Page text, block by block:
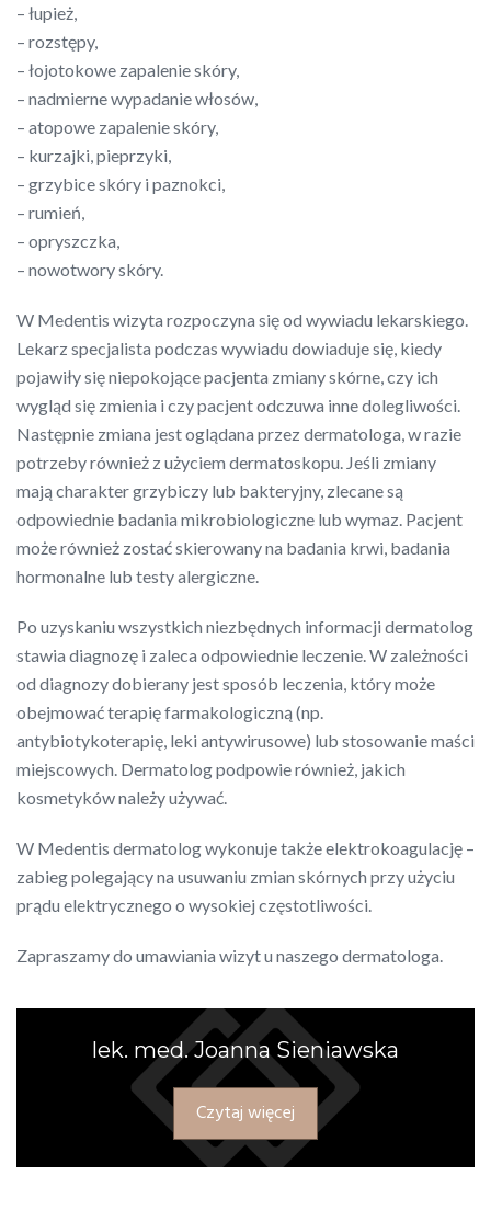
– łupież,
– rozstępy,
– łojotokowe zapalenie skóry,
– nadmierne wypadanie włosów,
– atopowe zapalenie skóry,
– kurzajki, pieprzyki,
– grzybice skóry i paznokci,
– rumień,
– opryszczka,
– nowotwory skóry.
W Medentis wizyta rozpoczyna się od wywiadu lekarskiego.
Lekarz specjalista podczas wywiadu dowiaduje się, kiedy
pojawiły się niepokojące pacjenta zmiany skórne, czy ich
wygląd się zmienia i czy pacjent odczuwa inne dolegliwości.
Następnie zmiana jest oglądana przez dermatologa, w razie
potrzeby również z użyciem dermatoskopu. Jeśli zmiany
mają charakter grzybiczy lub bakteryjny, zlecane są
odpowiednie badania mikrobiologiczne lub wymaz. Pacjent
może również zostać skierowany na badania krwi, badania
hormonalne lub testy alergiczne.
Po uzyskaniu wszystkich niezbędnych informacji dermatolog
stawia diagnozę i zaleca odpowiednie leczenie. W zależności
od diagnozy dobierany jest sposób leczenia, który może
obejmować terapię farmakologiczną (np.
antybiotykoterapię, leki antywirusowe) lub stosowanie maści
miejscowych. Dermatolog podpowie również, jakich
kosmetyków należy używać.
W Medentis dermatolog wykonuje także elektrokoagulację –
zabieg polegający na usuwaniu zmian skórnych przy użyciu
prądu elektrycznego o wysokiej częstotliwości.
Zapraszamy do umawiania wizyt u naszego dermatologa.
lek. med. Joanna Sieniawska
Czytaj więcej